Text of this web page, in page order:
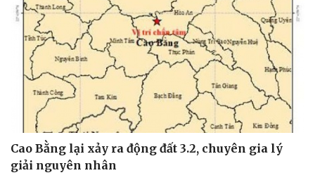
Cao Bằng lại xảy ra động đất 3.2, chuyên gia lý
giải nguyên nhân